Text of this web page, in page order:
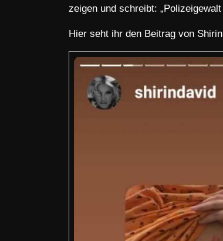
zeigen und schreibt:
Hier seht ihr den Beitrag von